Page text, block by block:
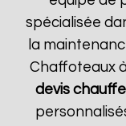
spécialisée
la
Chaffoteaux
devis